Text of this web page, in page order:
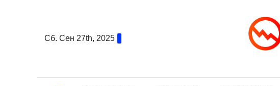
содержаниюСб. Сен 27th, 2025